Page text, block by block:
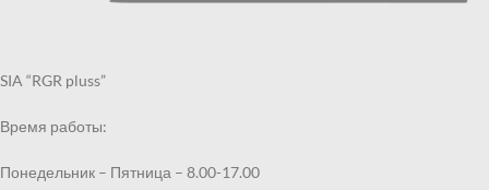
SIA “RGR pluss”
Время работы:
Понедельник – Пятница – 8.00-17.00